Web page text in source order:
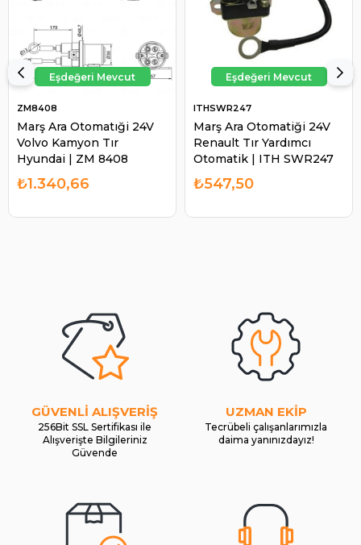
Marş Ara Otomatıği 24V
Volvo Kamyon Tır
Hyundai | ZM 8408
ZM8408
₺1.340,66
Marş Ara Otomatiği 24V
Renault Tır Yardımcı
Otomatik | ITH SWR247
ITHSWR247
₺547,50
GÜVENLİ ALIŞVERİŞ
256Bit SSL Sertifikası ile
Alışverişte Bilgileriniz
Güvende
UZMAN EKİP
Tecrübeli çalışanlarımızla
daima yanınızdayız!